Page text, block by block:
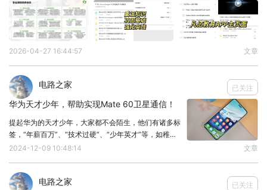
25%。
当然可能很多人不太清楚，不是说禁止出口了吗为什
么还有那么多， 首先美国在2022年10月开始对先进
芯片/半导体设备对华出口管制，之后日本和荷兰相
继跟进，而半导体设备从下单到交货需要半年到一年
时间，所以早在去年里，国内很多厂商以防万一大量
下单半导体设备。
而且鉴于美国现在的法规，虽然在先进工艺的制造设
备出口受到许多限制，但对于次关键和成熟制程的半
导体设备，中国大陆可直接出口，无需美国许可。
2026-04-27 16:44:57 文章
电路之家 已关注
华为天才少年，帮助实现Mate 60卫星通信！
提起华为的天才少年，大家都不会陌生，他们有诸多标
签，“年薪百万”、“技术过硬”、“少年英才”等，如稚晖
君等。随着Mate 70系列的发布，华为天才少年再次出
信功能，使其成为全球首款支
2024-12-09 10:48:14 文章
电路之家 已关注